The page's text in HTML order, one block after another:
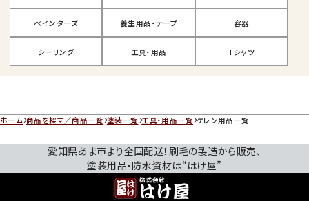
ホーム 商品を探す／商品一覧 塗装一覧 工具・用品一覧 ケレン用品一覧
ペインターズ 養生用品・テープ 容器
シーリング 工具・用品 Tシャツ
愛知県あま市より全国配送！刷毛の製造から販売、
塗装用品・防水資材は“はけ屋”